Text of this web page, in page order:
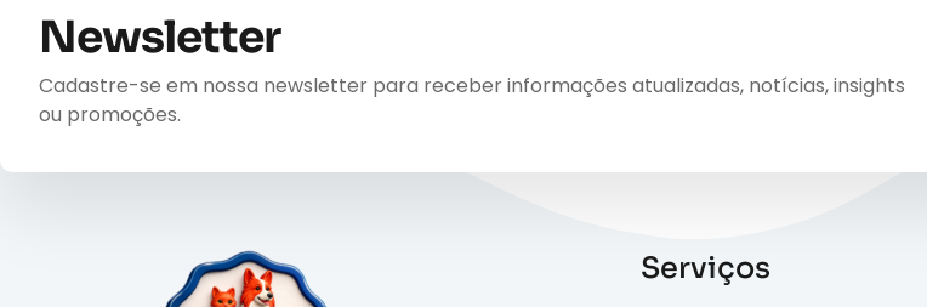
Newsletter
Cadastre-se em nossa newsletter para receber informações atualizadas, notícias, insights
ou promoções.
Serviços